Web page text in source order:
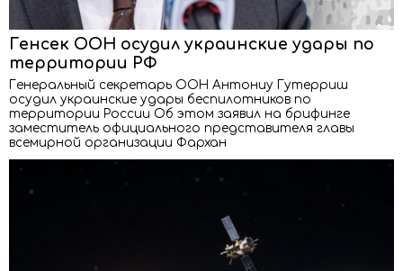
Генсек ООН осудил украинские удары по
территории РФ
Генеральный секретарь ООН Антониу Гутерриш
осудил украинские удары беспилотников по
территории России Об этом заявил на брифинге
заместитель официального представителя главы
всемирной организации Фархан